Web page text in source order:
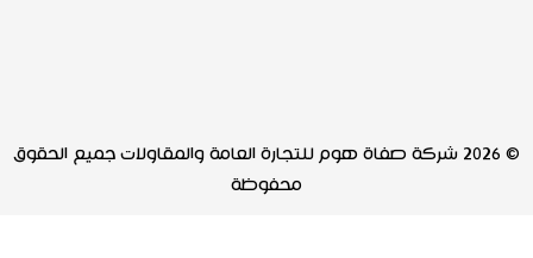
© 2026 شركة صفاة هوم للتجارة العامة والمقاولات جميع الحقوق
محفوظة